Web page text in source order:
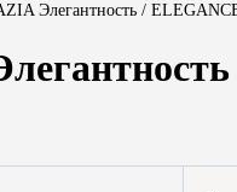
Элегантность /